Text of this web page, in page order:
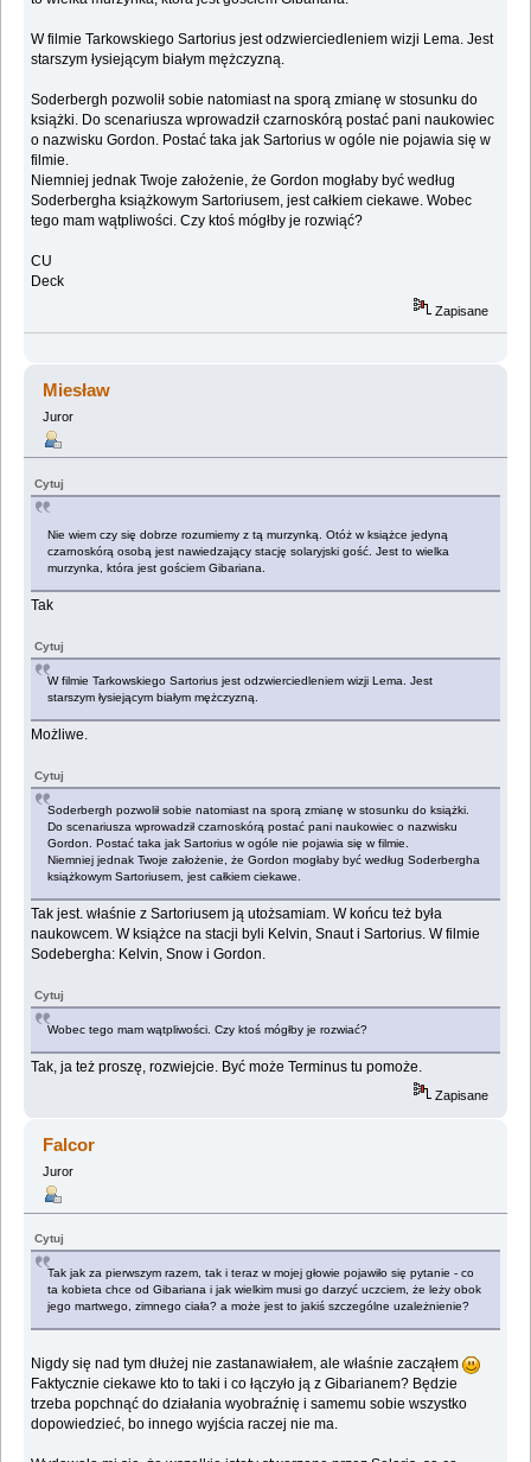
W filmie Tarkowskiego Sartorius jest odzwierciedleniem wizji Lema. Jest
starszym łysiejącym białym mężczyzną.
Soderbergh pozwolił sobie natomiast na sporą zmianę w stosunku do
książki. Do scenariusza wprowadził czarnoskórą postać pani naukowiec
o nazwisku Gordon. Postać taka jak Sartorius w ogóle nie pojawia się w
filmie.
Niemniej jednak Twoje założenie, że Gordon mogłaby być według
Soderbergha książkowym Sartoriusem, jest całkiem ciekawe. Wobec
tego mam wątpliwości. Czy ktoś mógłby je rozwiąć?
CU
Deck
Zapisane
Miesław
Juror
Cytuj
Nie wiem czy się dobrze rozumiemy z tą murzynką. Otóż w książce jedyną
czarnoskórą osobą jest nawiedzający stację solaryjski gość. Jest to wielka
murzynka, która jest gościem Gibariana.
Tak
Cytuj
W filmie Tarkowskiego Sartorius jest odzwierciedleniem wizji Lema. Jest
starszym łysiejącym białym mężczyzną.
Możliwe.
Cytuj
Soderbergh pozwolił sobie natomiast na sporą zmianę w stosunku do książki.
Do scenariusza wprowadził czarnoskórą postać pani naukowiec o nazwisku
Gordon. Postać taka jak Sartorius w ogóle nie pojawia się w filmie.
Niemniej jednak Twoje założenie, że Gordon mogłaby być według Soderbergha
książkowym Sartoriusem, jest całkiem ciekawe.
Tak jest. właśnie z Sartoriusem ją utożsamiam. W końcu też była
naukowcem. W książce na stacji byli Kelvin, Snaut i Sartorius. W filmie
Sodebergha: Kelvin, Snow i Gordon.
Cytuj
Wobec tego mam wątpliwości. Czy ktoś mógłby je rozwiać?
Tak, ja też proszę, rozwiejcie. Być może Terminus tu pomoże.
Zapisane
Falcor
Juror
Cytuj
Tak jak za pierwszym razem, tak i teraz w mojej głowie pojawiło się pytanie - co
ta kobieta chce od Gibariana i jak wielkim musi go darzyć uczciem, że leży obok
jego martwego, zimnego ciała? a może jest to jakiś szczególne uzależnienie?
Nigdy się nad tym dłużej nie zastanawiałem, ale właśnie zacząłem
Faktycznie ciekawe kto to taki i co łączyło ją z Gibarianem? Będzie
trzeba popchnąć do działania wyobraźnię i samemu sobie wszystko
dopowiedzieć, bo innego wyjścia raczej nie ma.